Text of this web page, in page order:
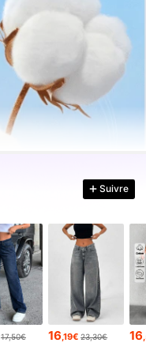
Suivre
17,50€ 16,19€ 23,30€ 16